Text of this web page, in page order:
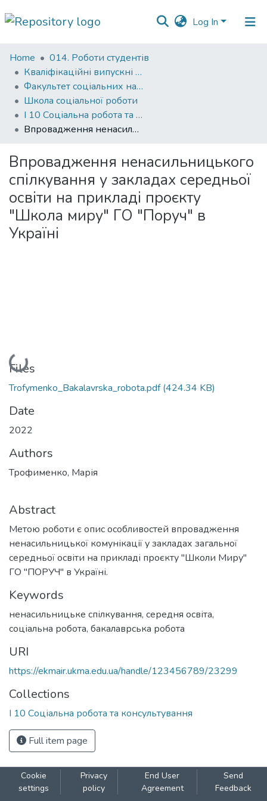
Log In
Communities
&
Collections
All of DSpace
Home
014. Роботи студентів
Кваліфікаційні випускні роботи здобувачів вищої освіти бакалаврських програм
Факультет соціальних наук і соціальних технологій
Школа соціальної роботи
І 10 Соціальна робота та консультування
Впровадження ненасильницького спілкування у закладах середньої освіти на прикладі проєкту "Школа миру" ГО "Поруч" в Україні
Впровадження ненасильницького
спілкування у закладах середньої
освіти на прикладі проєкту
"Школа миру" ГО "Поруч" в
Україні
Loading...
Files
Trofymenko_Bakalavrska_robota.pdf(424.34 KB)
Date
2022
Authors
Трофименко, Марія
Abstract
Метою роботи є опис особливостей впровадження
ненасильницької комунікації у закладах загальної
середньої освіти на прикладі проєкту "Школи Миру"
ГО "ПОРУЧ" в Україні.
Keywords
ненасильницьке спілкування, середня освіта,
соціальна робота, бакалаврська робота
URI
https://ekmair.ukma.edu.ua/handle/123456789/23299
Collections
І 10 Соціальна робота та консультування
Full item page
Cookie
settings
Privacy
policy
End User
Agreement
Send
Feedback